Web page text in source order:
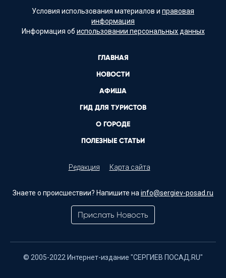
Условия использования материалов и правовая
информация
Информация об использовании персональных данных
ГЛАВНАЯ
НОВОСТИ
АФИША
ГИД ДЛЯ ТУРИСТОВ
О ГОРОДЕ
ПОЛЕЗНЫЕ СТАТЬИ
Редакция Карта сайта
Знаете о происшествии? Напишите на info@sergiev-posad.ru
Прислать Новость
© 2005-2022 Интернет-издание "СЕРГИЕВ ПОСАД.RU"